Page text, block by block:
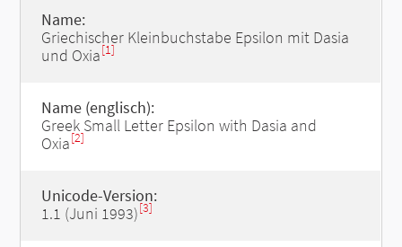
Name:
Griechischer Kleinbuchstabe Epsilon mit Dasia
und Oxia[1]
Name (englisch):
Greek Small Letter Epsilon with Dasia and
Oxia[2]
Unicode-Version:
1.1 (Juni 1993)[3]